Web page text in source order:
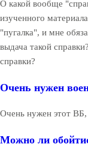
О какой вообще
изученного
"пугалка", и мне
выдача такой
справки?
Очень нужен
Очень нужен этот ВБ,
Можно ли